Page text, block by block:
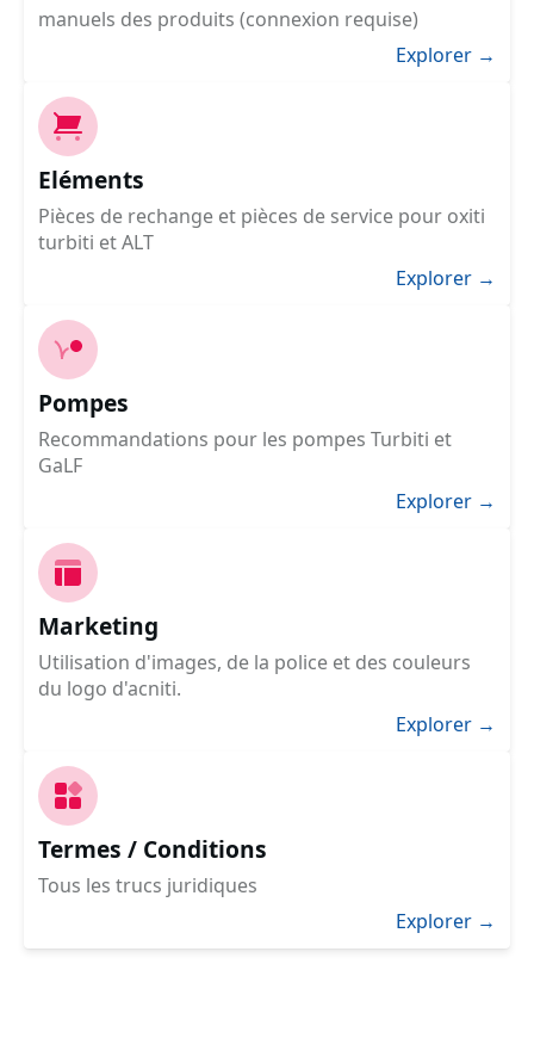
manuels des produits (connexion requise)
Explorer →
Eléments
Pièces de rechange et pièces de service pour oxiti
turbiti et ALT
Explorer →
Pompes
Recommandations pour les pompes Turbiti et
GaLF
Explorer →
Marketing
Utilisation d'images, de la police et des couleurs
du logo d'acniti.
Explorer →
Termes / Conditions
Tous les trucs juridiques
Explorer →